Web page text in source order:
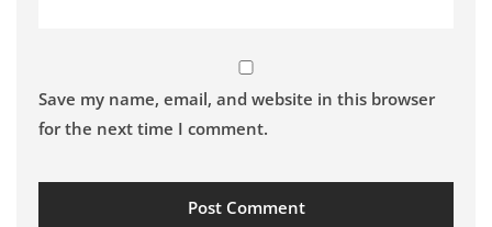
Save my name, email, and website in this browser
for the next time I comment.